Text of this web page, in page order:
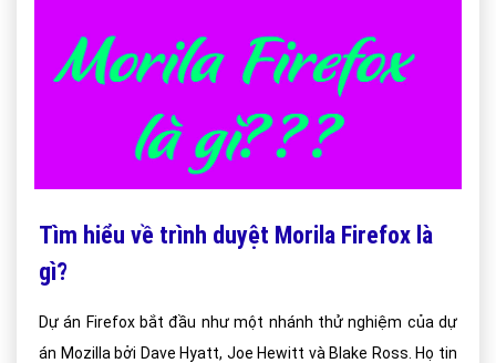
Tìm hiểu về trình duyệt Morila Firefox là
gì?
Dự án Firefox bắt đầu như một nhánh thử nghiệm của dự
án Mozilla bởi Dave Hyatt, Joe Hewitt và Blake Ross. Họ tin